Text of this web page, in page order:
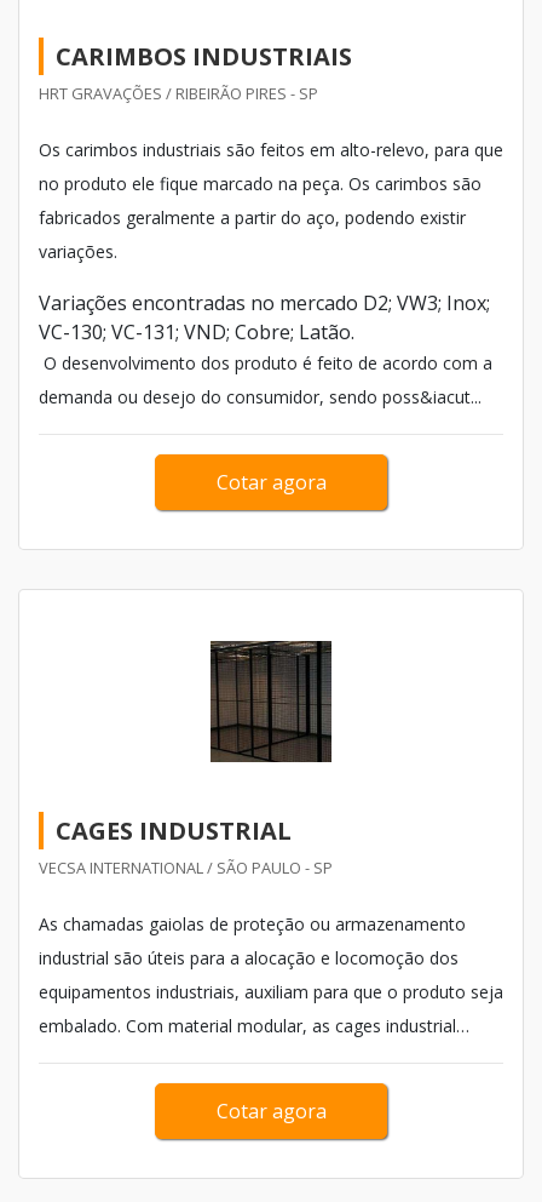
CARIMBOS INDUSTRIAIS
HRT GRAVAÇÕES / RIBEIRÃO PIRES - SP
Os carimbos industriais são feitos em alto-relevo, para que
no produto ele fique marcado na peça. Os carimbos são
fabricados geralmente a partir do aço, podendo existir
variações.
Variações encontradas no mercado D2; VW3; Inox;
VC-130; VC-131; VND; Cobre; Latão.
O desenvolvimento dos produto é feito de acordo com a
demanda ou desejo do consumidor, sendo poss&iacut...
Cotar agora
CAGES INDUSTRIAL
VECSA INTERNATIONAL / SÃO PAULO - SP
As chamadas gaiolas de proteção ou armazenamento
industrial são úteis para a alocação e locomoção dos
equipamentos industriais, auxiliam para que o produto seja
embalado. Com material modular, as cages industrial
atende a Norma Regulamentadora número 12 (NR 12),
que regulamenta a segurança do uso das máquinas para
oferecer mais segurança ao funcionário.<...
Cotar agora